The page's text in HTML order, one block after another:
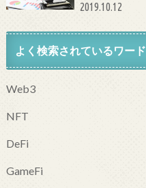
2019.10.12
よく検索されているワード
Web3
NFT
DeFi
GameFi